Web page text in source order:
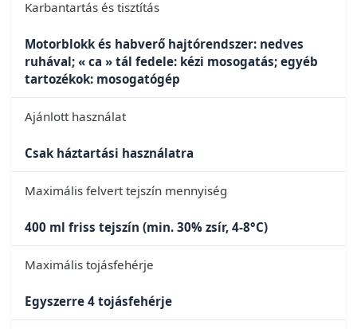
Karbantartás és tisztítás
Motorblokk és habverő hajtórendszer: nedves
ruhával; « ca » tál fedele: kézi mosogatás; egyéb
tartozékok: mosogatógép
Ajánlott használat
Csak háztartási használatra
Maximális felvert tejszín mennyiség
400 ml friss tejszín (min. 30% zsír, 4-8°C)
Maximális tojásfehérje
Egyszerre 4 tojásfehérje